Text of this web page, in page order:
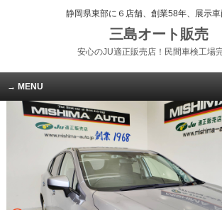
静岡県東部に６店舗、創業58年、展示
三島オート販売
安心のJU適正販売店！民間車検工場
MENU